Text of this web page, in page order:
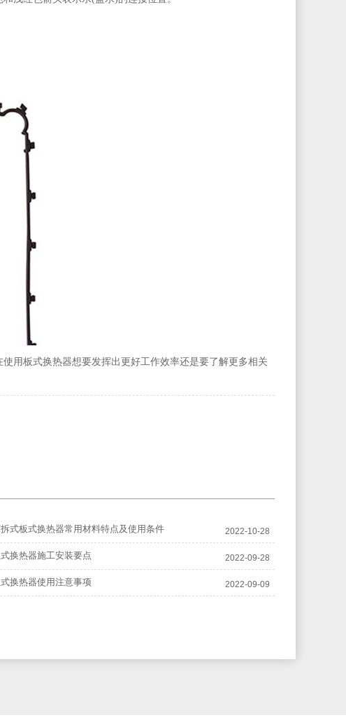
用板式换热器想要发挥出更好工作效率还是要了解更多相关
式板式换热器常用材料特点及使用条件 2022-10-28
换热器施工安装要点 2022-09-28
换热器使用注意事项 2022-09-09